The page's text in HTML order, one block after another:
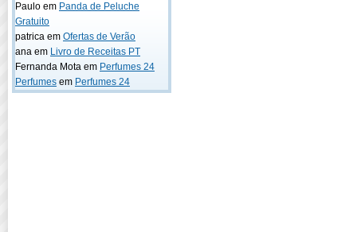
Paulo em Panda de Peluche
Gratuito
patrica em Ofertas de Verão
ana em Livro de Receitas PT
Fernanda Mota em Perfumes 24
Perfumes em Perfumes 24